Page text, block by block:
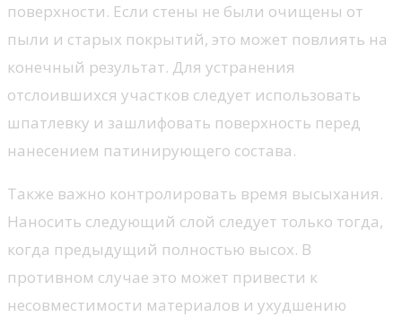
поверхности. Если стены не были очищены от
пыли и старых покрытий, это может повлиять на
конечный результат. Для устранения
отслоившихся участков следует использовать
шпатлевку и зашлифовать поверхность перед
нанесением патинирующего состава.
Также важно контролировать время высыхания.
Наносить следующий слой следует только тогда,
когда предыдущий полностью высох. В
противном случае это может привести к
несовместимости материалов и ухудшению